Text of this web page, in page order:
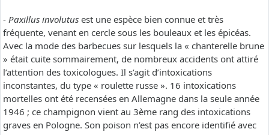
- Paxillus involutus est une espèce bien connue et très
fréquente, venant en cercle sous les bouleaux et les épicéas.
Avec la mode des barbecues sur lesquels la « chanterelle brune
» était cuite sommairement, de nombreux accidents ont attiré
l’attention des toxicologues. Il s’agit d’intoxications
inconstantes, du type « roulette russe ». 16 intoxications
mortelles ont été recensées en Allemagne dans la seule année
1946 ; ce champignon vient au 3ème rang des intoxications
graves en Pologne. Son poison n’est pas encore identifié avec